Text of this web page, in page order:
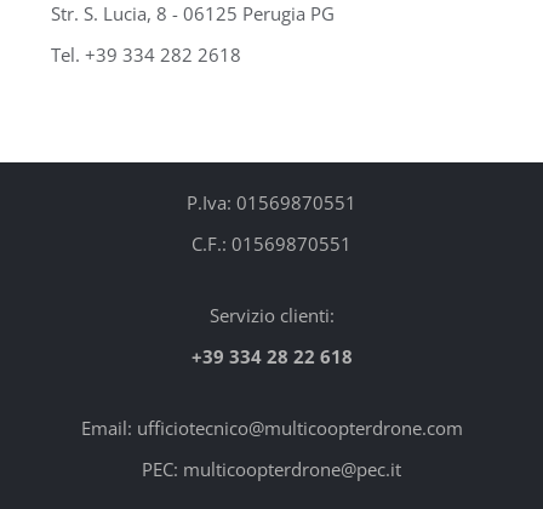
Str. S. Lucia, 8 - 06125 Perugia PG
Tel. +39 334 282 2618
P.Iva: 01569870551
C.F.: 01569870551
Servizio clienti:
+39 334 28 22 618
Email: ufficiotecnico@multicoopterdrone.com
PEC: multicoopterdrone@pec.it